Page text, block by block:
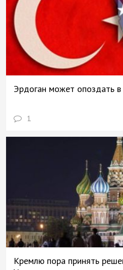
Эрдоган может опоздать в
1
Кремлю пора принять